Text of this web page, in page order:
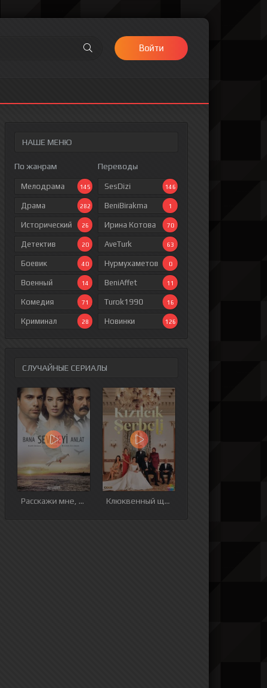
Войти
НАШЕ МЕНЮ
По жанрам
Мелодрама 145
Драма 282
Исторический 26
Детектив 20
Боевик 40
Военный 14
Комедия 71
Криминал 28
Переводы
SesDizi 146
BeniBirakma 1
Ирина Котова 70
AveTurk 63
Нурмухаметов 0
BeniAffet 11
Turok1990 16
Новинки 126
СЛУЧАЙНЫЕ СЕРИАЛЫ
Расскажи мне, как любить Клюквенный щербет
9 серия 10 серия 11 серия